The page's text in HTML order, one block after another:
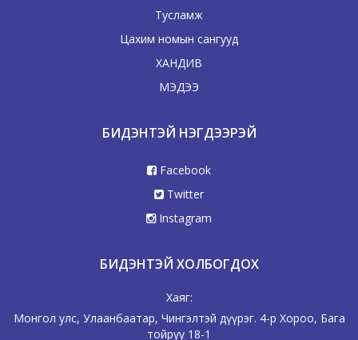
Тусламж
Цахим номын сангууд
ХАНДИВ
МЭДЭЭ
БИДЭНТЭЙ НЭГДЭЭРЭЙ
Facebook
Twitter
Instagram
БИДЭНТЭЙ ХОЛБОГДОХ
Хаяг:
Монгол улс, Улаанбаатар, Чингэлтэй дүүрэг. 4-р Хороо, Бага
тойруу 18-1